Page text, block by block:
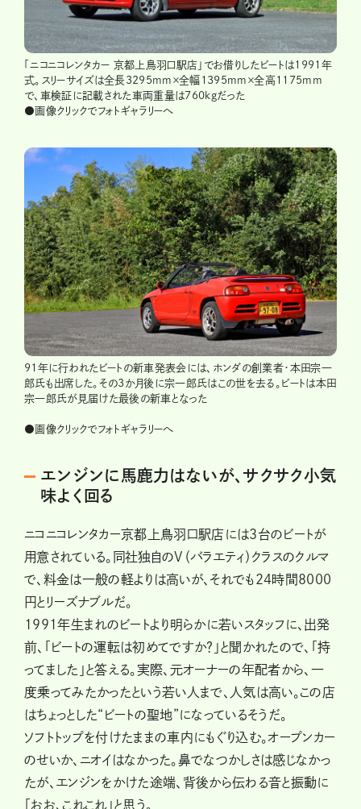
「ニコニコレンタカー 京都上鳥羽口駅店」でお借りしたビートは1991年
式。スリーサイズは全長3295mm×全幅1395mm×全高1175mm
で、車検証に記載された車両重量は760kgだった
●画像クリックでフォトギャラリーへ
91年に行われたビートの新車発表会には、ホンダの創業者・本田宗一
郎氏も出席した。その3か月後に宗一郎氏はこの世を去る。ビートは本田
宗一郎氏が見届けた最後の新車となった
●画像クリックでフォトギャラリーへ
エンジンに馬鹿力はないが、サクサク小気
味よく回る
ニコニコレンタカー京都上鳥羽口駅店には３台のビートが
用意されている。同社独自のV（バラエティ）クラスのクルマ
で、料金は一般の軽よりは高いが、それでも24時間8000
円とリーズナブルだ。
1991年生まれのビートより明らかに若いスタッフに、出発
前、「ビートの運転は初めてですか？」と聞かれたので、「持
ってました」と答える。実際、元オーナーの年配者から、一
度乗ってみたかったという若い人まで、人気は高い。この店
はちょっとした“ビートの聖地”になっているそうだ。
ソフトトップを付けたままの車内にもぐり込む。オープンカー
のせいか、ニオイはなかった。鼻でなつかしさは感じなかっ
たが、エンジンをかけた途端、背後から伝わる音と振動に
「おお、これこれ」と思う。